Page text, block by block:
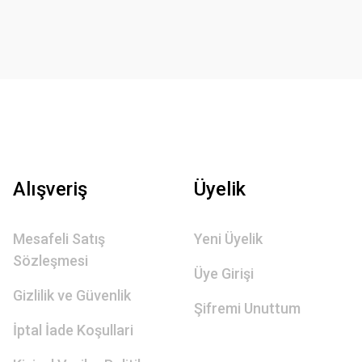
Alışveriş
Mesafeli Satış
Sözleşmesi
Gizlilik ve Güvenlik
İptal İade Koşullari
Üyelik
Yeni Üyelik
Üye Girişi
Şifremi Unuttum